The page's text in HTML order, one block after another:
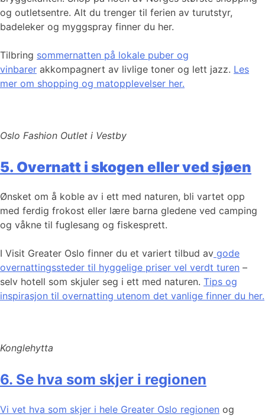
og outletsentre. Alt du trenger til ferien av turutstyr,
badeleker og myggspray finner du her.
Tilbring sommernatten på lokale puber og
vinbarer akkompagnert av livlige toner og lett jazz. Les
mer om shopping og matopplevelser her.
Oslo Fashion Outlet i Vestby
5. Overnatt i skogen eller ved sjøen
Ønsket om å koble av i ett med naturen, bli vartet opp
med ferdig frokost eller lære barna gledene ved camping
og våkne til fuglesang og fiskesprett.
I Visit Greater Oslo finner du et variert tilbud av gode
overnattingssteder til hyggelige priser vel verdt turen –
selv hotell som skjuler seg i ett med naturen. Tips og
inspirasjon til overnatting utenom det vanlige finner du her.
Konglehytta
6. Se hva som skjer i regionen
Vi vet hva som skjer i hele Greater Oslo regionen og